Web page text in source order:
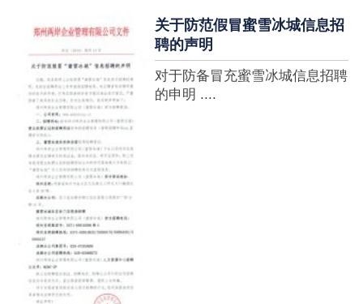
关于防范假冒蜜雪冰城信息招
聘的声明
对于防备冒充蜜雪冰城信息招聘
的申明 ....